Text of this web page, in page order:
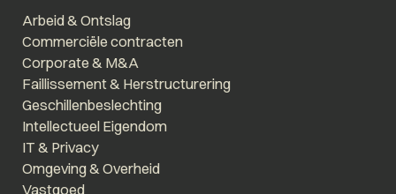
Arbeid & Ontslag
Commerciële contracten
Corporate & M&A
Faillissement & Herstructurering
Geschillenbeslechting
Intellectueel Eigendom
IT & Privacy
Omgeving & Overheid
Vastgoed